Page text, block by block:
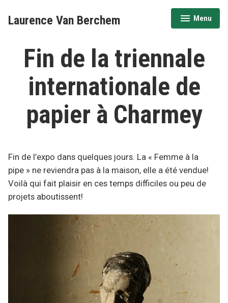
Laurence Van Berchem Menu
déplié
réduit
Fin de la triennale
internationale de
papier à Charmey
Fin de l’expo dans quelques jours. La « Femme à la
pipe » ne reviendra pas à la maison, elle a été vendue!
Voilà qui fait plaisir en ces temps difficiles ou peu de
projets aboutissent!